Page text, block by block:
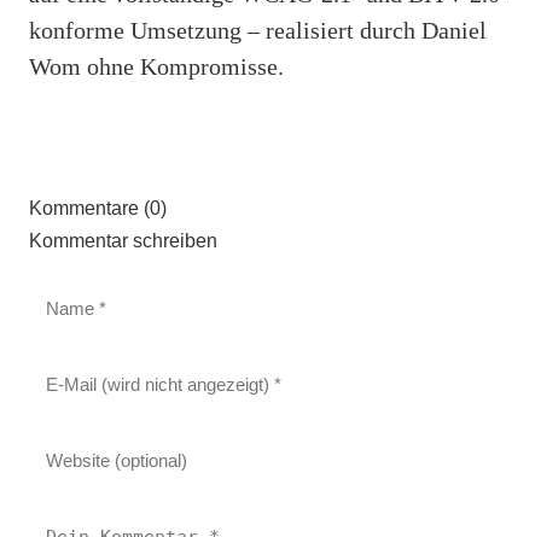
konforme Umsetzung – realisiert durch Daniel
Wom ohne Kompromisse.
Kommentare (0)
Kommentar schreiben